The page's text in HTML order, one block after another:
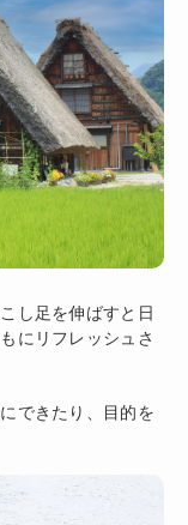
し足を伸ばすと日
にリフレッシュさ
できたり、目的を